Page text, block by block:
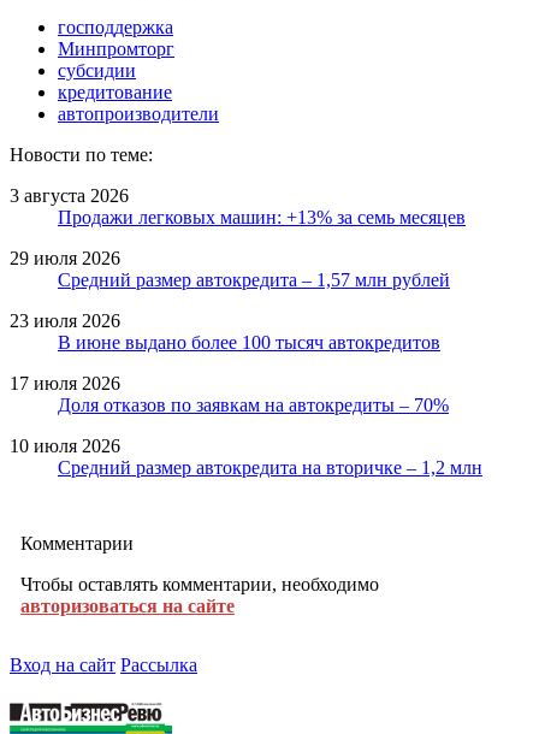
господдержка
Минпромторг
субсидии
кредитование
автопроизводители
Новости по теме:
3 августа 2026
Продажи легковых машин: +13% за семь месяцев
29 июля 2026
Средний размер автокредита – 1,57 млн рублей
23 июля 2026
В июне выдано более 100 тысяч автокредитов
17 июля 2026
Доля отказов по заявкам на автокредиты – 70%
10 июля 2026
Средний размер автокредита на вторичке – 1,2 млн
Комментарии
Чтобы оставлять комментарии, необходимо
авторизоваться на сайте
Вход на сайт Рассылка